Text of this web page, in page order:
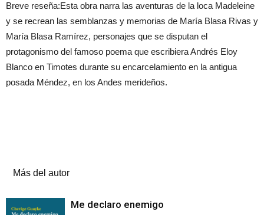
Breve reseña:Esta obra narra las aventuras de la loca Madeleine
y se recrean las semblanzas y memorias de María Blasa Rivas y
María Blasa Ramírez, personajes que se disputan el
protagonismo del famoso poema que escribiera Andrés Eloy
Blanco en Timotes durante su encarcelamiento en la antigua
posada Méndez, en los Andes merideños.
Más del autor
Me declaro enemigo